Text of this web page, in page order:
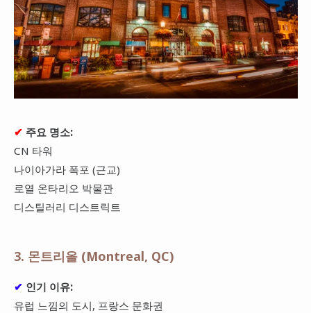
✔ 주요 명소:
CN 타워
나이아가라 폭포 (근교)
로열 온타리오 박물관
디스틸러리 디스트릭트
3. 몬트리올 (Montreal, QC)
✔ 인기 이유:
유럽 느낌의 도시, 프랑스 문화권